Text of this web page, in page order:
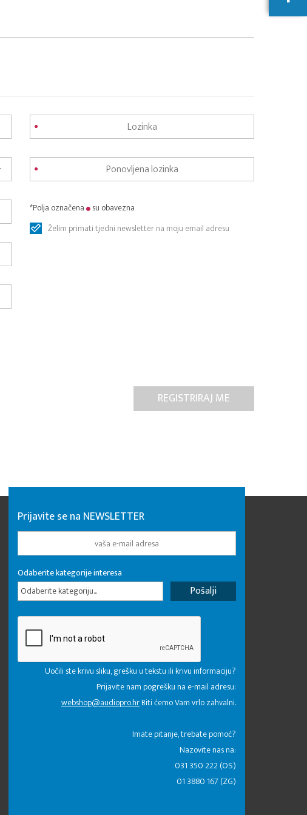
*Polja označena
su obavezna
Želim primati tjedni newsletter na moju email adresu
Prijavite se na NEWSLETTER
Odaberite kategorije interesa
Odaberite kategoriju...
Uočili ste krivu sliku, grešku u tekstu ili krivu informaciju?
Prijavite nam pogrešku na e-mail adresu:
webshop@audiopro.hrBiti ćemo Vam vrlo zahvalni.
​Imate pitanje, trebate pomoć?
Nazovite nas na:
031 350 222 (OS)
01 3880 167 (ZG)